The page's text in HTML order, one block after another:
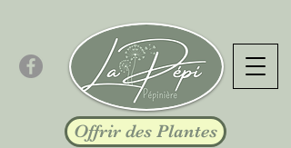
Offrir des Plantes